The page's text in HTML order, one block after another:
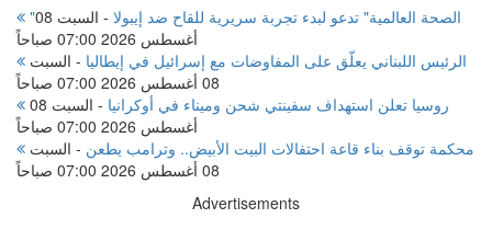
"الصحة العالمية" تدعو لبدء تجربة سريرية للقاح ضد إيبولا -
السبت 08
أغسطس 2026 07:00 صباحاً
الرئيس اللبناني يعلّق على المفاوضات مع إسرائيل في إيطاليا - السبت
08 أغسطس 2026 07:00 صباحاً
روسيا تعلن استهداف سفينتي شحن وميناء في أوكرانيا -
السبت 08
أغسطس 2026 07:00 صباحاً
محكمة توقف بناء قاعة احتفالات البيت الأبيض.. وترامب يطعن - السبت
08 أغسطس 2026 07:00 صباحاً
Advertisements